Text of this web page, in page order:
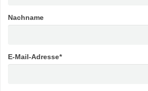
Nachname
E-Mail-Adresse*